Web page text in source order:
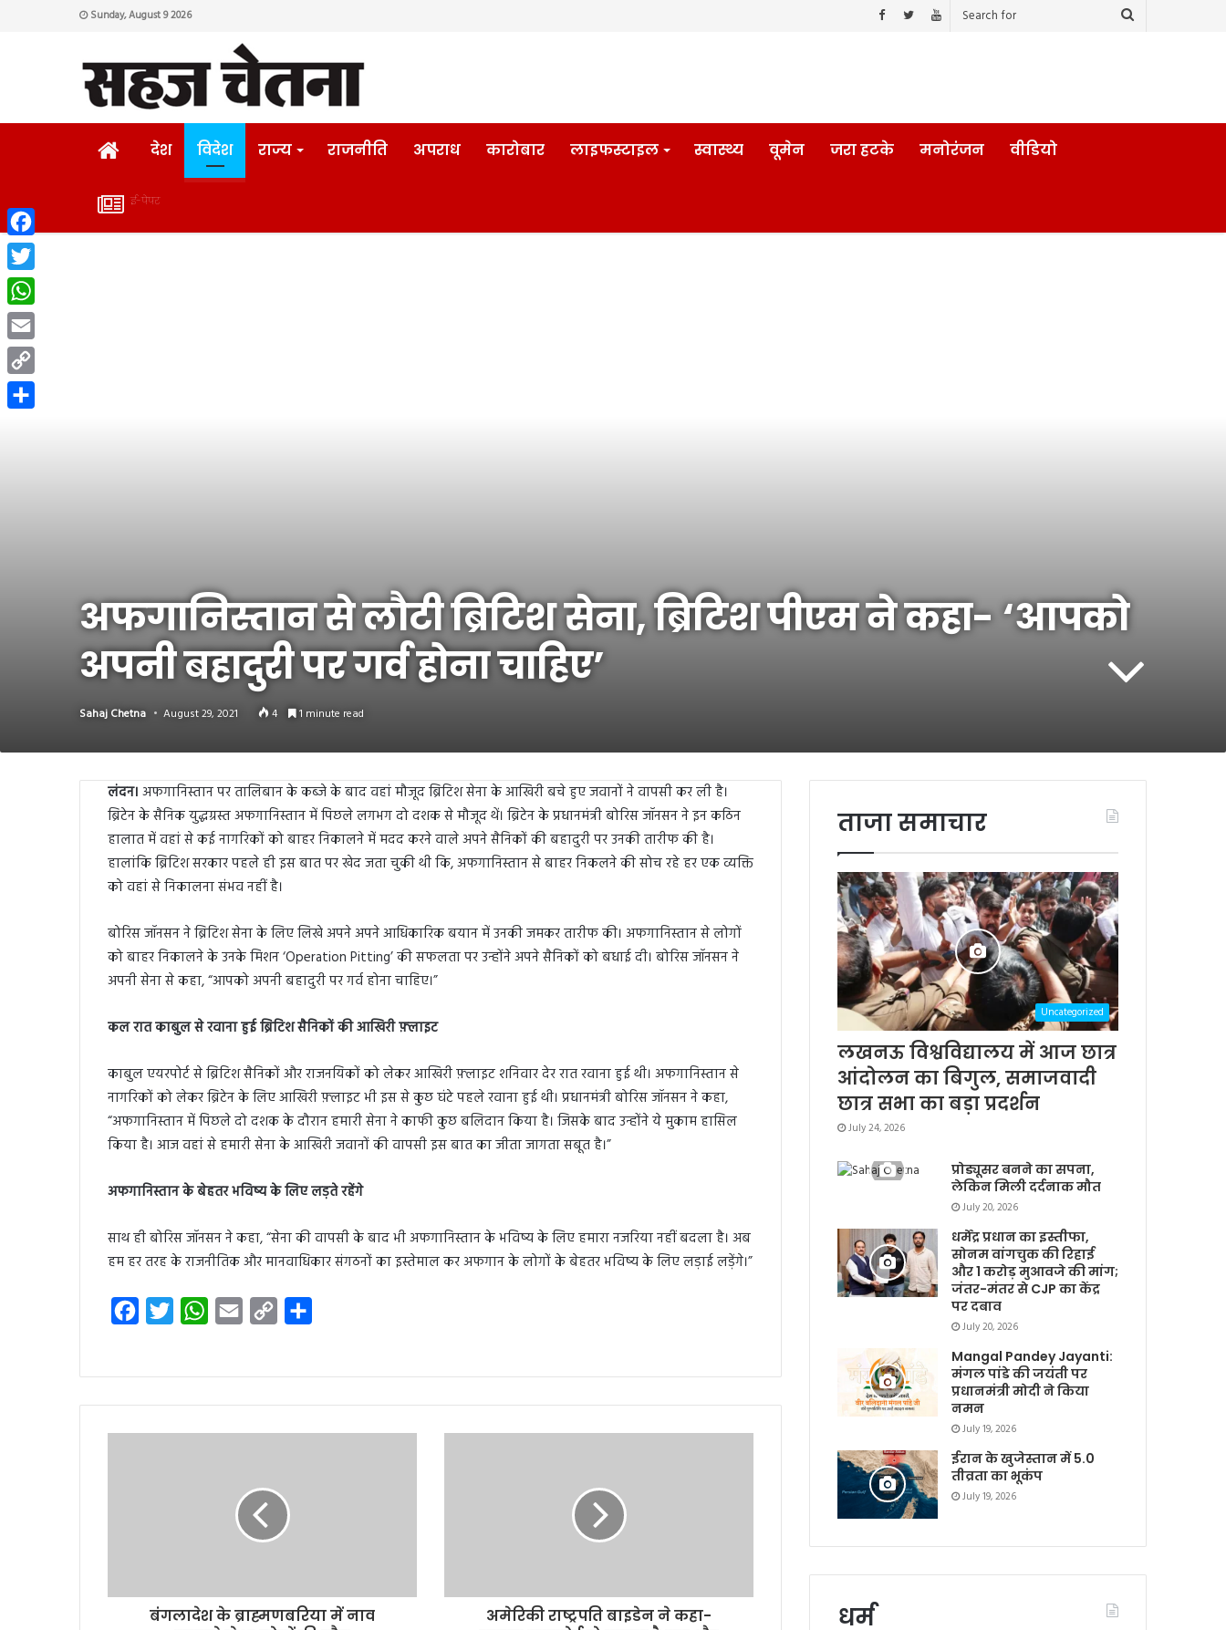
Sunday, August 9 2026
HOMEदेश विदेश राज्य राजनीति अपराध कारोबार लाइफस्टाइल स्वास्थ्य वूमेन जरा हटके मनोरंजन वीडियो
ई-
ई-पेपर
अफगानिस्तान से लौटी ब्रिटिश सेना, ब्रिटिश पीएम ने कहा- ‘आपको
अपनी बहादुरी पर गर्व होना चाहिए’
Sahaj Chetna August 29, 2021 4 1 minute read
लंदन। अफगानिस्तान पर तालिबान के कब्जे के बाद वहां मौजूद ब्रिटिश सेना के आखिरी बचे हुए जवानों ने वापसी कर ली है।
ब्रिटेन के सैनिक युद्धग्रस्त अफगानिस्तान में पिछले लगभग दो दशक से मौजूद थें। ब्रिटेन के प्रधानमंत्री बोरिस जॉनसन ने इन कठिन
हालात में वहां से कई नागरिकों को बाहर निकालने में मदद करने वाले अपने सैनिकों की बहादुरी पर उनकी तारीफ की है।
हालांकि ब्रिटिश सरकार पहले ही इस बात पर खेद जता चुकी थी कि, अफगानिस्तान से बाहर निकलने की सोच रहे हर एक व्यक्ति
को वहां से निकालना संभव नहीं है।
बोरिस जॉनसन ने ब्रिटिश सेना के लिए लिखे अपने अपने आधिकारिक बयान में उनकी जमकर तारीफ की। अफगानिस्तान से लोगों
को बाहर निकालने के उनके मिशन ‘Operation Pitting’ की सफलता पर उन्होंने अपने सैनिकों को बधाई दी। बोरिस जॉनसन ने
अपनी सेना से कहा, “आपको अपनी बहादुरी पर गर्व होना चाहिए।”
कल रात काबुल से रवाना हुई ब्रिटिश सैनिकों की आखिरी फ़्लाइट
काबुल एयरपोर्ट से ब्रिटिश सैनिकों और राजनयिकों को लेकर आखिरी फ़्लाइट शनिवार देर रात रवाना हुई थी। अफगानिस्तान से
नागरिकों को लेकर ब्रिटेन के लिए आखिरी फ़्लाइट भी इस से कुछ घंटे पहले रवाना हुई थी। प्रधानमंत्री बोरिस जॉनसन ने कहा,
“अफगानिस्तान में पिछले दो दशक के दौरान हमारी सेना ने काफी कुछ बलिदान किया है। जिसके बाद उन्होंने ये मुकाम हासिल
किया है। आज वहां से हमारी सेना के आखिरी जवानों की वापसी इस बात का जीता जागता सबूत है।”
अफगानिस्तान के बेहतर भविष्य के लिए लड़ते रहेंगे
साथ ही बोरिस जॉनसन ने कहा, “सेना की वापसी के बाद भी अफगानिस्तान के भविष्य के लिए हमारा नजरिया नहीं बदला है। अब
हम हर तरह के राजनीतिक और मानवाधिकार संगठनों का इस्तेमाल कर अफगान के लोगों के बेहतर भविष्य के लिए लड़ाई लड़ेंगे।”
W
k
बंगलादेश के ब्राह्मणबरिया में नाव
अमेरिकी राष्ट्रपति बाइडेन ने कहा-
ताजा समाचार
Uncategorized
लखनऊ विश्वविद्यालय में आज छात्र
आंदोलन का बिगुल, समाजवादी
छात्र सभा का बड़ा प्रदर्शन
July 24, 2026
प्रोड्यूसर बनने का सपना,
लेकिन मिली दर्दनाक मौत
July 20, 2026
धर्मेंद्र प्रधान का इस्तीफा,
सोनम वांगचुक की रिहाई
और 1 करोड़ मुआवजे की मांग;
जंतर-मंतर से CJP का केंद्र
पर दबाव
July 20, 2026
Mangal Pandey Jayanti:
मंगल पांडे की जयंती पर
प्रधानमंत्री मोदी ने किया
नमन
July 19, 2026
ईरान के खुजेस्तान में 5.0
तीव्रता का भूकंप
July 19, 2026
धर्म
Facebook
Twitter
WhatsApp
Email
Copy
Link